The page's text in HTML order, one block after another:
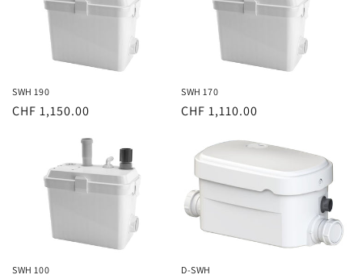
SWH 190
Normaler
CHF 1,150.00
SWH 170
Normaler
CHF 1,110.00
SWH 100 D-SWH